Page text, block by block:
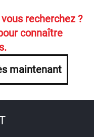
recherchez ?
connaître
maintenant